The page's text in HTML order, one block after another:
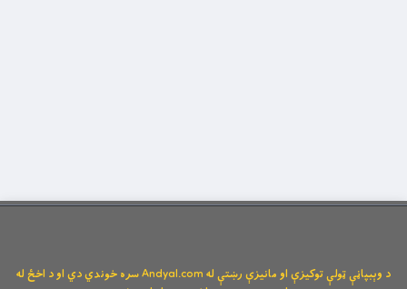
د وېبپاڼې ټولې توکیزې او مانیزې رښتې له Andyal.com سره خوندي دي او د اخځ له